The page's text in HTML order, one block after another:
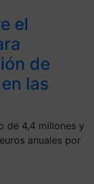
el
de
las
de 4,4 millones y
anuales por